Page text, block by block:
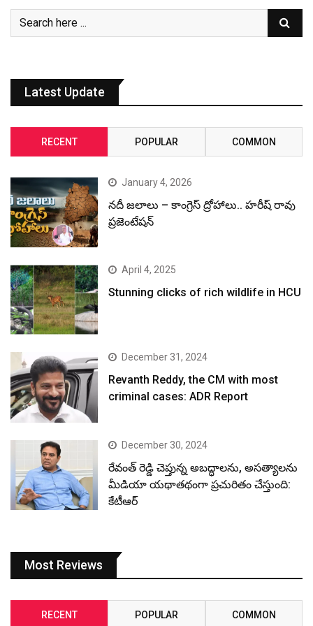
Latest Update
RECENT POPULAR COMMON
January 4, 2026
నదీ జలాలు – కాంగ్రెస్ ద్రోహాలు.. హరీష్ రావు
ప్రజెంటేషన్
April 4, 2025
Stunning clicks of rich wildlife in HCU
December 31, 2024
Revanth Reddy, the CM with most
criminal cases: ADR Report
December 30, 2024
రేవంత్ రెడ్డి చెప్తున్న అబద్ధాలను, అసత్యాలను
మీడియా యథాతథంగా ప్రచురితం చేస్తుంది:
కేటీఆర్
Most Reviews
RECENT POPULAR COMMON